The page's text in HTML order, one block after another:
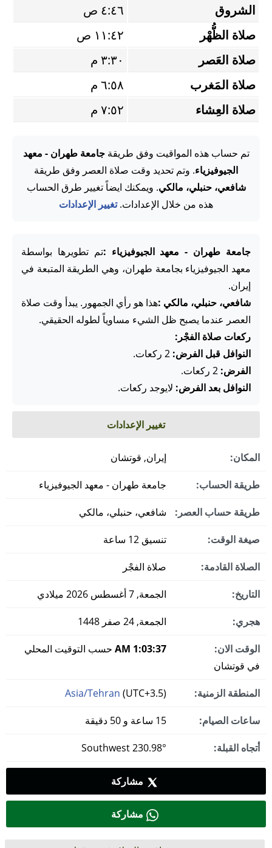
الشروق
٤:٤٦ ص
صلاة الظُّهْر
١١:٤٢ ص
صلاة العَصر
٣:٣٠ م
صلاة المَغرب
٦:٥٨ م
صلاة العِشاء
٧:٥٢ م
تم حساب هذه المواقيت وفق طريقةجامعة طهران - معهد
الجيوفيزياء. وتم تحديد وقت صلاة العصر وفق طريقة
شافعي، حنبلي، مالكي. ويمكنك ايضاً تغيير طرق الحساب
هذه من خلال الإعدادات.تغيير الإعدادات
جامعة طهران - معهد الجيوفيزياء :تم تطويرها بواسطة
معهد الجيوفيزياء بجامعة طهران، وهي الطريقة المتبعة في
إيران.
شافعي، حنبلي، مالكي :هذا هو رأي الجمهور. يبدأ وقت صلاة
العصر عندما يصبح ظل الشيء مساوياً لطوله الحقيقي.
ركعات صلاة الفجْر:
النوافل قبل الفرض:
الفرض:
النوافل بعد الفرض: لايوجد ركعات.
تغيير الإعدادات
المكان: إيران, قوتشان
طريقة الحساب: جامعة طهران - معهد الجيوفيزياء
طريقة حساب العصر: شافعي، حنبلي، مالكي
صيغة الوقت: تنسيق 12 ساعة
الصلاة القادمة: صلاة الفجْر
التاريخ: الجمعة, 7 أغسطس 2026 ميلادي
هجري: الجمعة, 24 صفر 1448
الوقت الان: 1:03:38 AM
حسب التوقيت المحلي
في قوتشان
المنطقة الزمنية: Asia/Tehran (UTC+3.5)
ساعات الصيام:
أتجاه القبلة:
مشاركة
مشاركة